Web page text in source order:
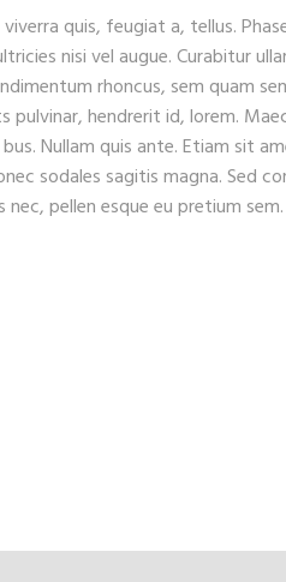
quis, feugiat a, tellus.
nisi vel augue. Curabitur
rhoncus, sem quam
pulvinar, hendrerit id, lorem.
Nullam quis ante. Etiam sit
sodales sagitis magna. Sed
pellen esque eu pretium sem.